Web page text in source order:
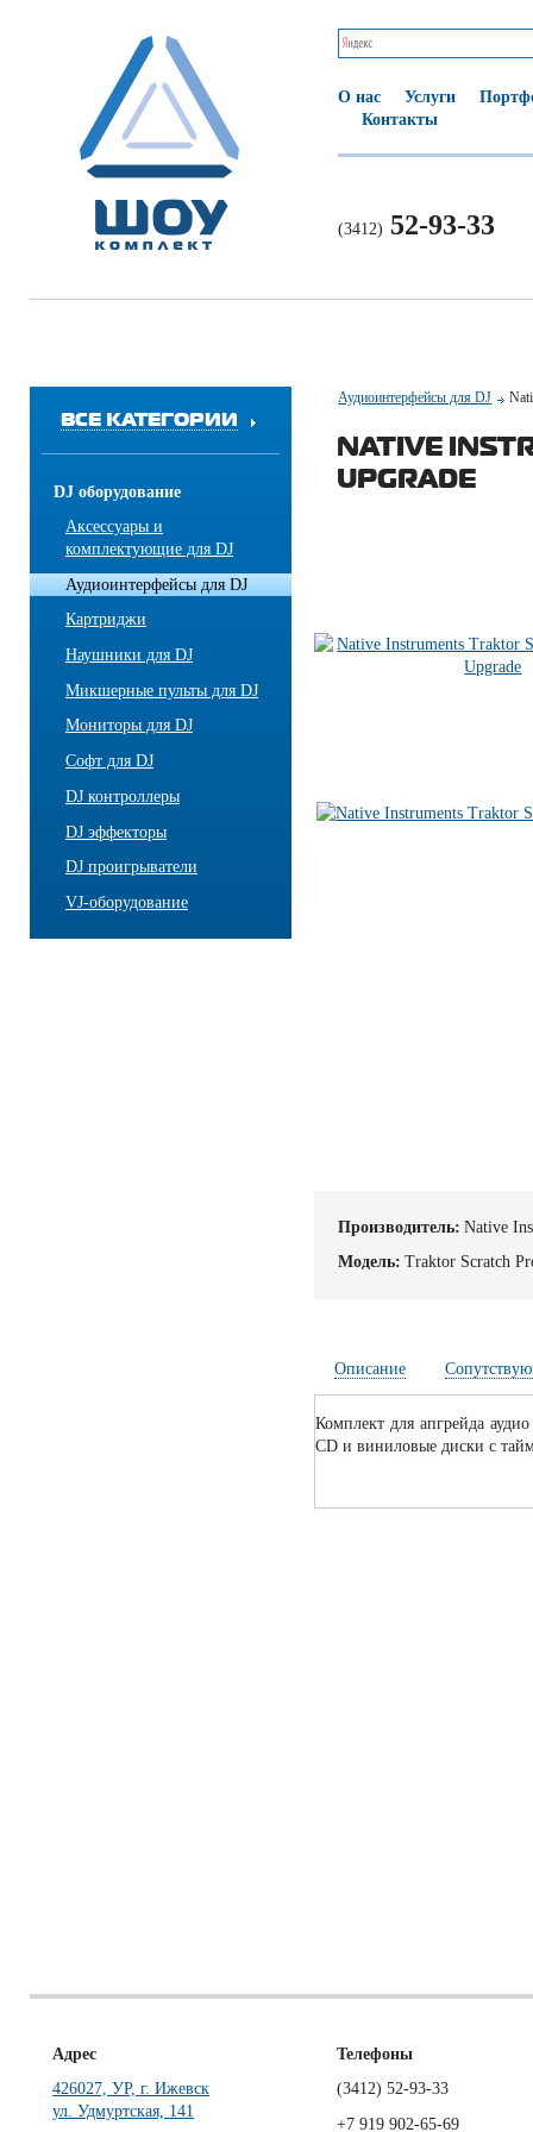
О нас Услуги
Контакты
(3412) 52-93-33
ВСЕ КАТЕГОРИИ
DJ оборудование
Аксессуары и
комплектующие для DJ
Аудиоинтерфейсы для DJ
Картриджи
Наушники для DJ
Микшерные пульты для DJ
Мониторы для DJ
Софт для DJ
DJ контроллеры
DJ эффекторы
DJ проигрыватели
VJ-оборудование
Аудиоинтерфейсы для DJ
NATIVE
UPGRADE
Производитель: Native
Модель: Traktor Scratch
Описание
Комплект для апгрейда
CD и виниловые диски с
Адрес
426027, УР, г. Ижевск
ул. Удмуртская, 141
Телефоны
(3412) 52-93-33
+7 919 902-65-69